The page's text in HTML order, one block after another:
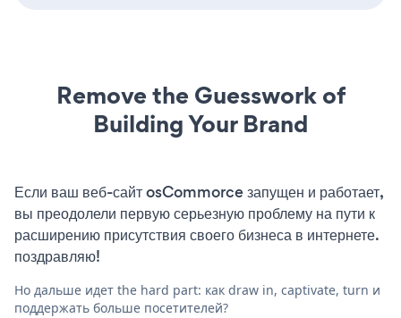
Remove the Guesswork of
Building Your Brand
Если ваш веб-сайт osCommorce запущен и работает,
вы преодолели первую серьезную проблему на пути к
расширению присутствия своего бизнеса в интернете.
поздравляю!
Но дальше идет the hard part: как draw in, captivate, turn и
поддержать больше посетителей?